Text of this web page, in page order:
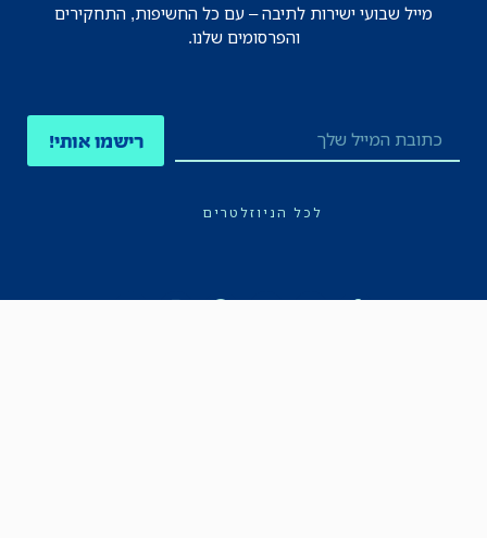
מייל שבועי ישירות לתיבה – עם כל החשיפות, התחקירים
והפרסומים שלנו.
רישמו אותי!
לכל הניוזלטרים